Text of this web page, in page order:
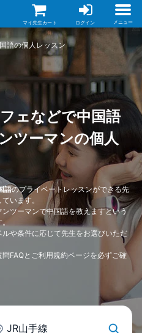
マイ先生カート ログイン メニュー
語の個人レッスン
ェなどで中国語
ツーマンの個人
語のプライベートレッスンができる先
います。
ツーマンで中国語を教えますという
。
や条件に応じて先生をお選びいただ
問FAQと ご利用規約ページを必ずご確
JR山手線